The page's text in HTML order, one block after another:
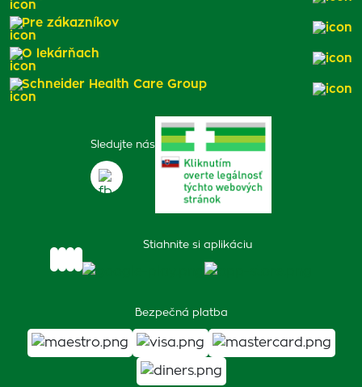
Sledujte nás
Stiahnite si aplikáciu
Bezpečná platba
Pre zákazníkov
O lekárňach
Schneider Health Care Group